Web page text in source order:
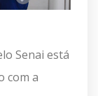
Senai está
com a